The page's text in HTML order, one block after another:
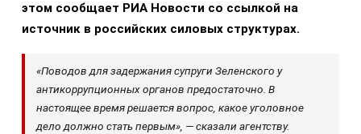
этом сообщает РИА Новости со ссылкой на
источник в российских силовых структурах.
«Поводов для задержания супруги Зеленского у
антикоррупционных органов предостаточно. В
настоящее время решается вопрос, какое уголовное
дело должно стать первым», — сказали агентству.